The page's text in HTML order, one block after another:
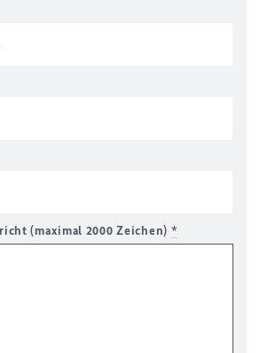
(maximal 2000 Zeichen) *